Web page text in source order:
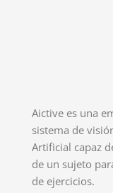
Aictive es una
sistema de
Artificial capaz
de un sujeto
de ejercicios.